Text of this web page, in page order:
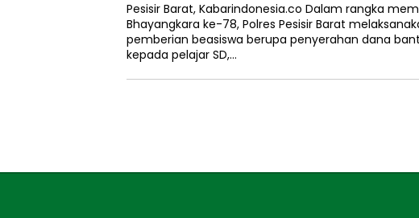
Pesisir Barat, Kabarindonesia.co Dalam rangka
Bhayangkara ke-78, Polres Pesisir Barat
pemberian beasiswa berupa penyerahan dana
kepada pelajar SD,…